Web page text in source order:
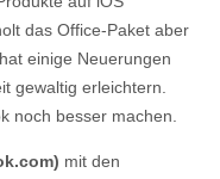
das Office-Paket aber
einige Neuerungen
gewaltig erleichtern.
noch besser machen.
mit den